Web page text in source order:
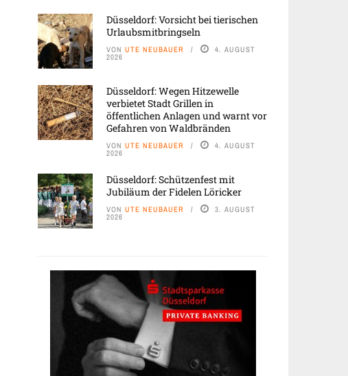
Düsseldorf: Vorsicht bei tierischen
Urlaubsmitbringseln
VON UTE NEUBAUER 4. AUGUST
2026
Düsseldorf: Wegen Hitzewelle
verbietet Stadt Grillen in
öffentlichen Anlagen und warnt vor
Gefahren von Waldbränden
VON UTE NEUBAUER 4. AUGUST
2026
Düsseldorf: Schützenfest mit
Jubiläum der Fidelen Löricker
VON UTE NEUBAUER 3. AUGUST
2026